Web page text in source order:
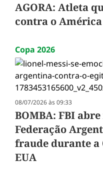
AGORA: Atleta
contra o
Copa 2026
08/07/2026 às 09:33
BOMBA: FBI
Federação
fraude durante a
EUA